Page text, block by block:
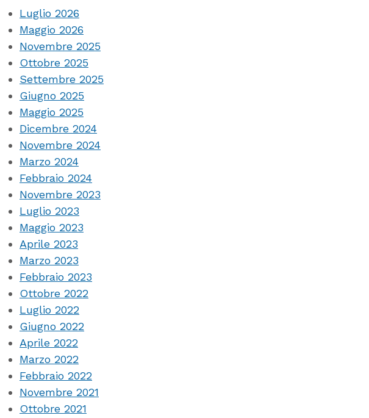
Luglio 2026
Maggio 2026
Novembre 2025
Ottobre 2025
Settembre 2025
Giugno 2025
Maggio 2025
Dicembre 2024
Novembre 2024
Marzo 2024
Febbraio 2024
Novembre 2023
Luglio 2023
Maggio 2023
Aprile 2023
Marzo 2023
Febbraio 2023
Ottobre 2022
Luglio 2022
Giugno 2022
Aprile 2022
Marzo 2022
Febbraio 2022
Novembre 2021
Ottobre 2021